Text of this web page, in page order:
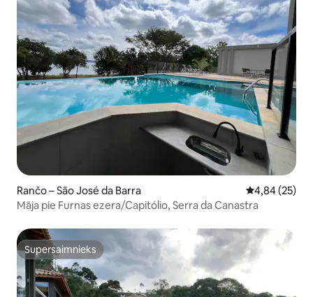
Rančo – São José da Barra Vidējais
4,84 (25)
Māja pie Furnas ezera/Capitólio, Serra da Canastra
Supersaimnieks
Supersaimnieks